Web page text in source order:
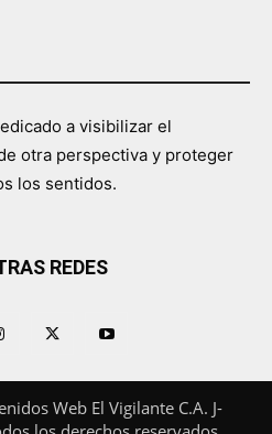
a visibilizar el
otra perspectiva y proteger
los sentidos.
REDES
Web El Vigilante C.A. J-